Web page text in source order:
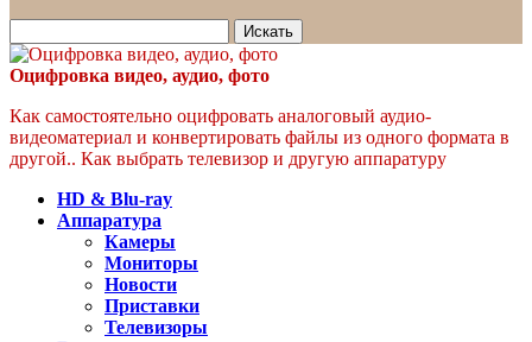
для:
Оцифровка видео, аудио, фото
Как самостоятельно оцифровать аналоговый аудио-
видеоматериал и конвертировать файлы из одного формата в
другой.. Как выбрать телевизор и другую аппаратуру
HD & Blu-ray
Аппаратура
Камеры
Мониторы
Новости
Приставки
Телевизоры